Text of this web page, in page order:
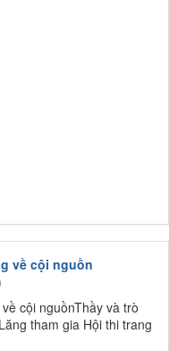
về cội nguồn
cội nguồnThầy và trò
tham gia Hội thi trang